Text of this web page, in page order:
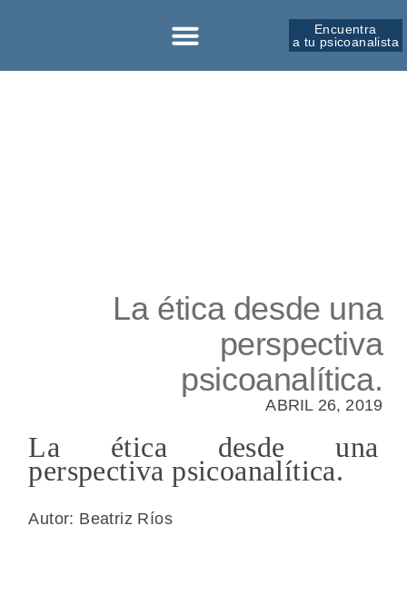
Encuentra
a tu psicoanalista
La ética desde una
perspectiva
psicoanalítica.
ABRIL 26, 2019
La ética desde una
perspectiva psicoanalítica.
Autor: Beatriz Ríos